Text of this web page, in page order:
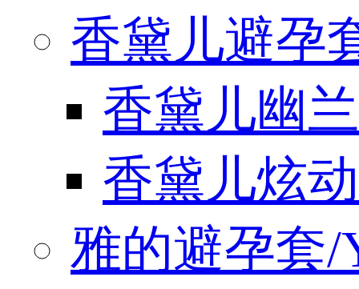
香黛儿避孕
香黛儿幽
香黛儿炫
雅的避孕套/